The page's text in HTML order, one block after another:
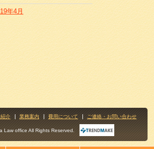
年4月
介 業務案内 費用について ご連絡・お問い合わせ
Law office All Rights Reserved.